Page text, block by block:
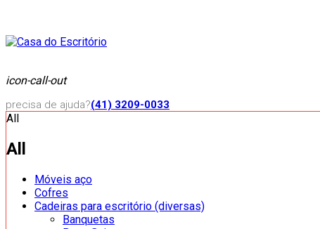
icon-call-out
precisa de ajuda?(41) 3209-0033
All
All
Móveis aço
Cofres
Cadeiras para escritório (diversas)
Banquetas